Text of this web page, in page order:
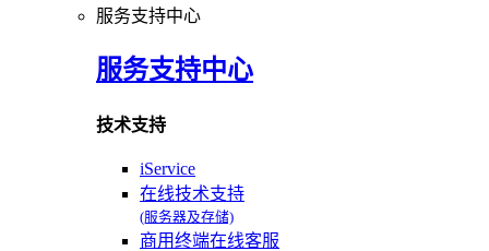
服务支持中心
服务支持中心
技术支持
iService
在线技术支持
(服务器及存储)
商用终端在线客服